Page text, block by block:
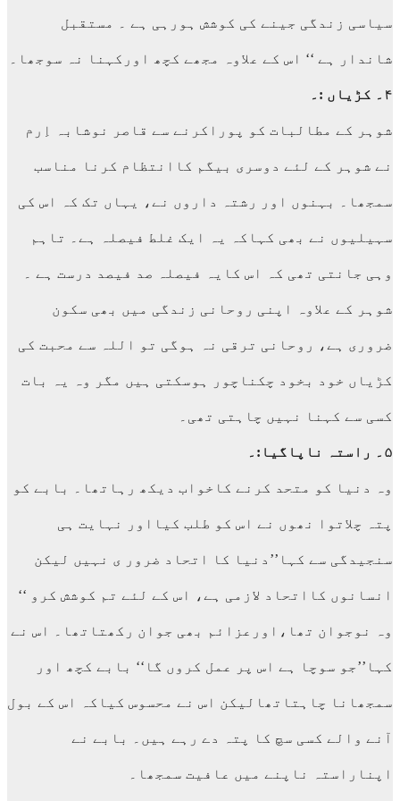
سیاسی زندگی جینے کی کوشش ہورہی ہے ۔ مستقبل
شاندار ہے ‘‘ اس کے علاوہ مجھے کچھ اورکہنا نہ سوجھا۔
۴۔ کڑیاں :۔
شوہر کے مطالبات کو پوراکرنے سے قاصر نوشابہ اِرم
نے شوہر کے لئے دوسری بیگم کاانتظام کرنا مناسب
سمجھا۔ بہنوں اور رشتہ داروں نے، یہاں تک کہ اس کی
سہیلیوں نے بھی کہاکہ یہ ایک غلط فیصلہ ہے۔ تاہم
وہی جانتی تھی کہ اس کایہ فیصلہ صد فیصد درست ہے ۔
شوہر کے علاوہ اپنی روحانی زندگی میں بھی سکون
ضروری ہے، روحانی ترقی نہ ہوگی تو اللہ سے محبت کی
کڑیاں خود بخود چکناچور ہوسکتی ہیں مگر وہ یہ بات
کسی سے کہنا نہیں چاہتی تھی۔
۵۔ راستہ ناپاگیا:۔
وہ دنیا کو متحد کرنے کاخواب دیکھ رہاتھا۔ بابے کو
پتہ چلاتوا نھوں نے اس کو طلب کیااور نہایت ہی
سنجیدگی سے کہا’’دنیا کا اتحاد ضرور ی نہیں لیکن
انسانوں کااتحاد لازمی ہے، اس کے لئے تم کوشش کرو ‘‘
وہ نوجوان تھا،اورعزائم بھی جوان رکھتاتھا۔ اس نے
کہا’’جو سوچا ہے اس پر عمل کروں گا‘‘ بابے کچھ اور
سمجھانا چاہتاتھالیکن اس نے محسوس کیاکہ اس کے بول
آنے والے کسی سچ کا پتہ دے رہے ہیں۔ بابے نے
اپناراستہ ناپنے میں عافیت سمجھا۔